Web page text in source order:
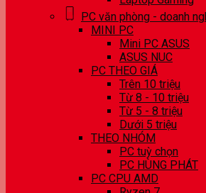
PC văn phòng - doanh
MINI PC
Mini PC ASUS
ASUS NUC
PC THEO GIÁ
Trên 10 triệu
Từ 8 - 10 triệu
Từ 5 - 8 triệu
Dưới 5 triệu
THEO NHÓM
PC tuỳ chọn
PC HÙNG PHÁT
PC CPU AMD